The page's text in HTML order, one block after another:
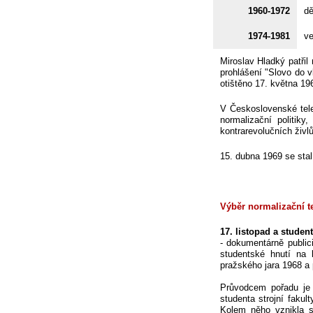
1960-1972
1974-1981
Miroslav Hladký
prohlášení "Slovo do
otištěno 17. května
V Československé
normalizační
kontrarevolučních
15. dubna 1969 se
Výběr normalizační
17. listopad a
- dokumentárně
studentské hnutí na
pražského jara 1968
Průvodcem pořadu
studenta strojní
Kolem něho vznikla